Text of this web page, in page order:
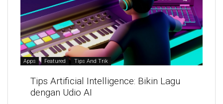
Apps Featured Tips And Trik
Tips Artificial Intelligence: Bikin Lagu
dengan Udio AI